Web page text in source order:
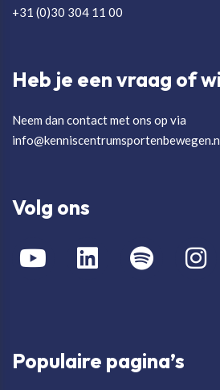
+31 (0)30 304 11 00
Heb je een vraag of
Neem dan contact met ons op via
Volg ons
Populaire pagina’s